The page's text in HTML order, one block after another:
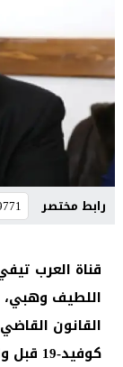
رابط مختصر
قناة العرب
اللطيف وهبي،
القانون القاضي
كوفيد-19 قبل ولوج المحاكم.